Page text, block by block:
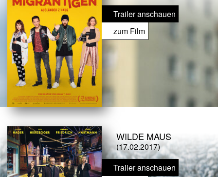
Trailer anschauen
zum Film
WILDE MAUS
(17.02.2017)
Trailer anschauen